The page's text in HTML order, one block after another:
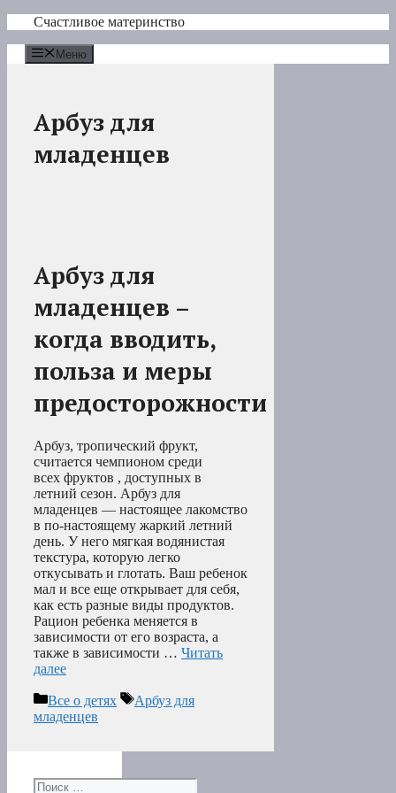
Перейти
содержимому
Счастливое материнство
Меню
Арбуз для
младенцев
Арбуз для
младенцев –
когда вводить,
польза и меры
предосторожности
Арбуз, тропический фрукт,
считается чемпионом среди
всех фруктов , доступных в
летний сезон. Арбуз для
младенцев — настоящее лакомство
в по-настоящему жаркий летний
день. У него мягкая водянистая
текстура, которую легко
откусывать и глотать. Ваш ребенок
мал и все еще открывает для себя,
как есть разные виды продуктов.
Рацион ребенка меняется в
зависимости от его возраста, а
также в зависимости … Читать
далее
Рубрики
Все о детях Метки
Арбуз для
младенцев
Поиск: